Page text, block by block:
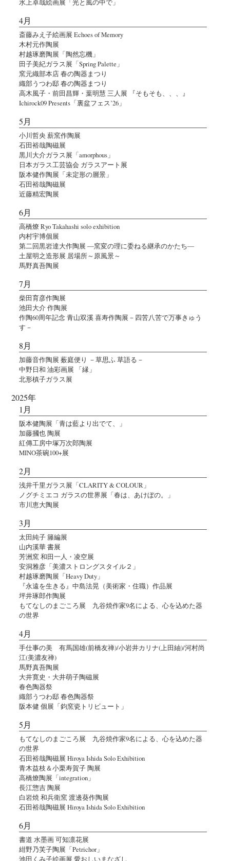
水上卓哉絵画展「光と風の中で」
4月
斎藤みえ子絵画展 Echoes of Memory
木村元作陶展
村越琢磨陶展「陶然忘機」
田子美紀ガラス展「Spring Palette」
窯元織部本店 春の陶器まつり
織部うつわ邸 春の陶器まつり
高木風子・前田昌輝・葉明慧 三人展 『そもそも、、、』
Ichirock09 Presents「裏盆フェス’26」
5月
小川哲央 薪窯作陶展
石田裕哉陶磁展
黒川大介ガラス展「amorphous」
日本ガラス工芸協会 ガラスアート展
阪本健作陶展「未定形の層景」
石田裕哉陶磁展
近藤精宏陶展
6月
高橋燎 Ryo Takahashi solo exhibition
内村宇博個展
第二回黒岩達大作陶展 ―窯変の理に委ねる継承のかたち―
土屋明之造形展 居場所～原風景～
馬野真吾陶展
7月
柴田育彦作陶展
池田大介 作陶展
作陶60周年記念 青山双溪 喜寿作陶展－四苦八苦で万事きゅう
す－
8月
加藤音作陶展 薮庭便り －草思ふ 草語る－
中野日和 油彩画展 「縁」
北形槙子ガラス展
2025年
1月
阪本健陶展「青は藍より出でて、」
加藤摑也 陶展
紅傳工房中塚万次郎陶展
MINO茶碗100+展
2月
浅井千里ガラス展「CLARITY & COLOUR」
ノグチミエコ ガラスの世界展「春は、あけぼの。」
市川恵大陶展
3月
太田純子 籐編展
山内溪華 書展
芳洲窯 和田一人・凌空展
安洞雅彦「美濃ストロングスタイル２」
村越琢磨陶展「Heavy Duty」
『永遠を生きる』中島法晃（美術家・住職）作品展
坪井琢郎作陶展
もてなしのまごころ展 九谷焼作家9名による、心を込めた器
の世界
4月
手仕事の美 有馬国雄(前橋友禅)/小岩井カリナ(上田紬)/河村尚
江(美濃友禅)
馬野真吾陶展
大井寛史・大井萌子陶磁展
春色陶器祭
織部うつわ邸 春色陶器祭
阪本健 個展「鈞窯瓷トリビュート」
5月
もてなしのまごころ展 九谷焼作家9名による、心を込めた器
の世界
石田裕哉陶磁展 Hiroya Ishida Solo Exhibition
青木益枝＆小栗寿賀子 陶展
高橋燎陶展「integration」
長江惣吉 陶展
白岩焼 和兵衛窯 渡邊葵作陶展
石田裕哉陶磁展 Hiroya Ishida Solo Exhibition
6月
書道 水墨画 可知凛花展
紺野乃芙子陶展「Petrichor」
池田くみ子絵画展 愛おしいまなざし